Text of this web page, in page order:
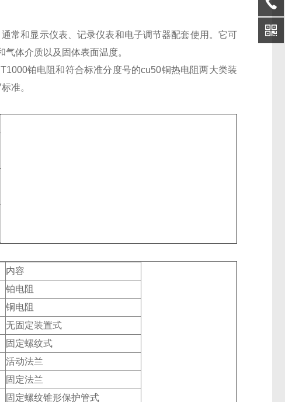
常和显示仪表、记录仪表和电子调节器配套使用。它可
体介质以及固体表面温度。
铂电阻和符合标准分度号的cu50铜热电阻两大类装
准。
内容
铂电阻
铜电阻
无固定装置式
固定螺纹式
活动法兰
固定法兰
固定螺纹锥形保护管式